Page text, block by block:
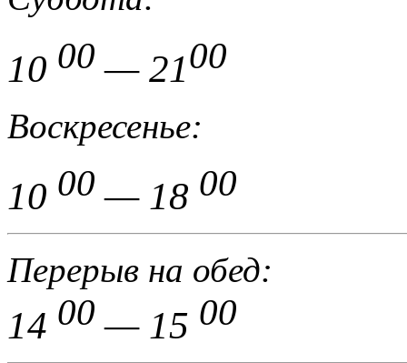
10 00 — 2100
Воскресенье:
10 00 — 18 00
Перерыв на обед:
14 00 — 15 00